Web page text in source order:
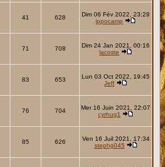
41 628
Dim 06 Fév 2022, 23:29
ippocamp
71 708
Dim 24 Jan 2021, 00:16
lacoste
83 653
Lun 03 Oct 2022, 19:45
Jeff
76 704
Mer 16 Juin 2021, 22:07
cyrhug1
85 626
Ven 16 Juil 2021, 17:34
stephg045